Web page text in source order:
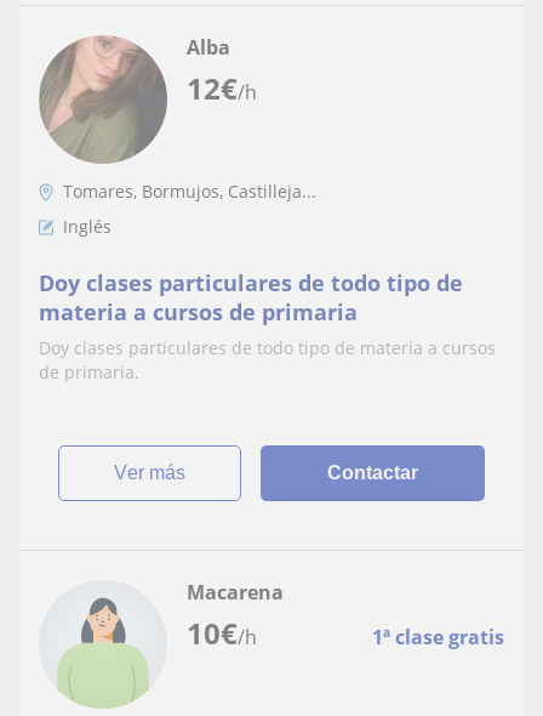
12€/h
Alba
Tomares, Bormujos, Castilleja...
Inglés
Doy clases particulares de todo tipo de
materia a cursos de primaria
Doy clases particulares de todo tipo de materia a cursos
de primaria.
ver más Contactar
10€/h 1ª clase gratis
Macarena